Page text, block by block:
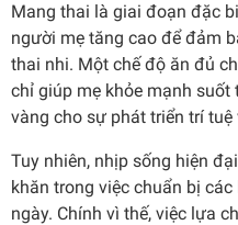
Mang thai là giai đoạn đặc
người mẹ tăng cao để đảm
thai nhi. Một chế độ ăn đủ
chỉ giúp mẹ khỏe mạnh suốt
vàng cho sự phát triển trí tuệ
Tuy nhiên, nhịp sống hiện
khăn trong việc chuẩn bị
ngày. Chính vì thế, việc lựa